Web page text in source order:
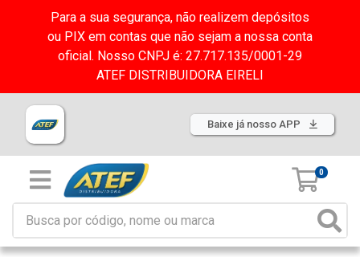
Para a sua segurança, não realizem depósitos
ou PIX em contas que não sejam a nossa conta
oficial. Nosso CNPJ é: 27.717.135/0001-29
ATEF DISTRIBUIDORA EIRELI
Baixe já nosso APP
0